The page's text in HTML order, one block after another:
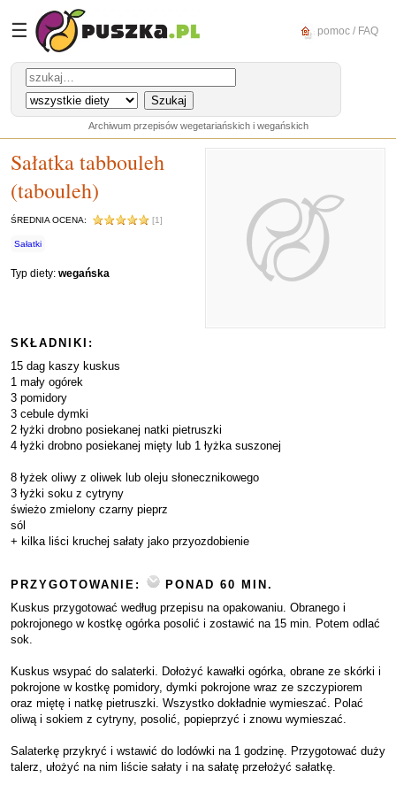
☰ pomoc / FAQ
Archiwum przepisów wegetariańskich i wegańskich
Sałatka tabbouleh
(tabouleh)
ŚREDNIA OCENA: [1]
Sałatki
Typ diety: wegańska
SKŁADNIKI:
15 dag kaszy kuskus
1 mały ogórek
3 pomidory
3 cebule dymki
2 łyżki drobno posiekanej natki pietruszki
4 łyżki drobno posiekanej mięty lub 1 łyżka suszonej
8 łyżek oliwy z oliwek lub oleju słonecznikowego
3 łyżki soku z cytryny
świeżo zmielony czarny pieprz
sól
+ kilka liści kruchej sałaty jako przyozdobienie
PRZYGOTOWANIE:
PONAD 60 MIN.
Kuskus przygotować według przepisu na opakowaniu. Obranego i
pokrojonego w kostkę ogórka posolić i zostawić na 15 min. Potem odlać
sok.
Kuskus wsypać do salaterki. Dołożyć kawałki ogórka, obrane ze skórki i
pokrojone w kostkę pomidory, dymki pokrojone wraz ze szczypiorem
oraz miętę i natkę pietruszki. Wszystko dokładnie wymieszać. Polać
oliwą i sokiem z cytryny, posolić, popieprzyć i znowu wymieszać.
Salaterkę przykryć i wstawić do lodówki na 1 godzinę. Przygotować duży
talerz, ułożyć na nim liście sałaty i na sałatę przełożyć sałatkę.